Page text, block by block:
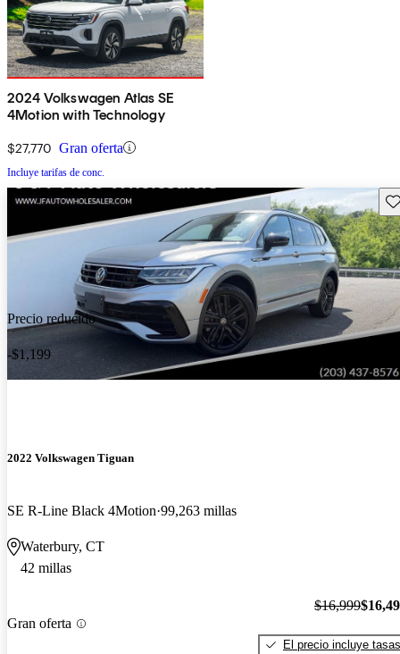
2024 Volkswagen Atlas SE
4Motion with Technology
$27,770 Gran oferta
Incluye tarifas de conc.
Precio reducido
-$1,199
2022 Volkswagen Tiguan
SE R-Line Black 4Motion 99,263 millas
Waterbury, CT
42 millas
Gran oferta
$16,999
El precio incluye tasas